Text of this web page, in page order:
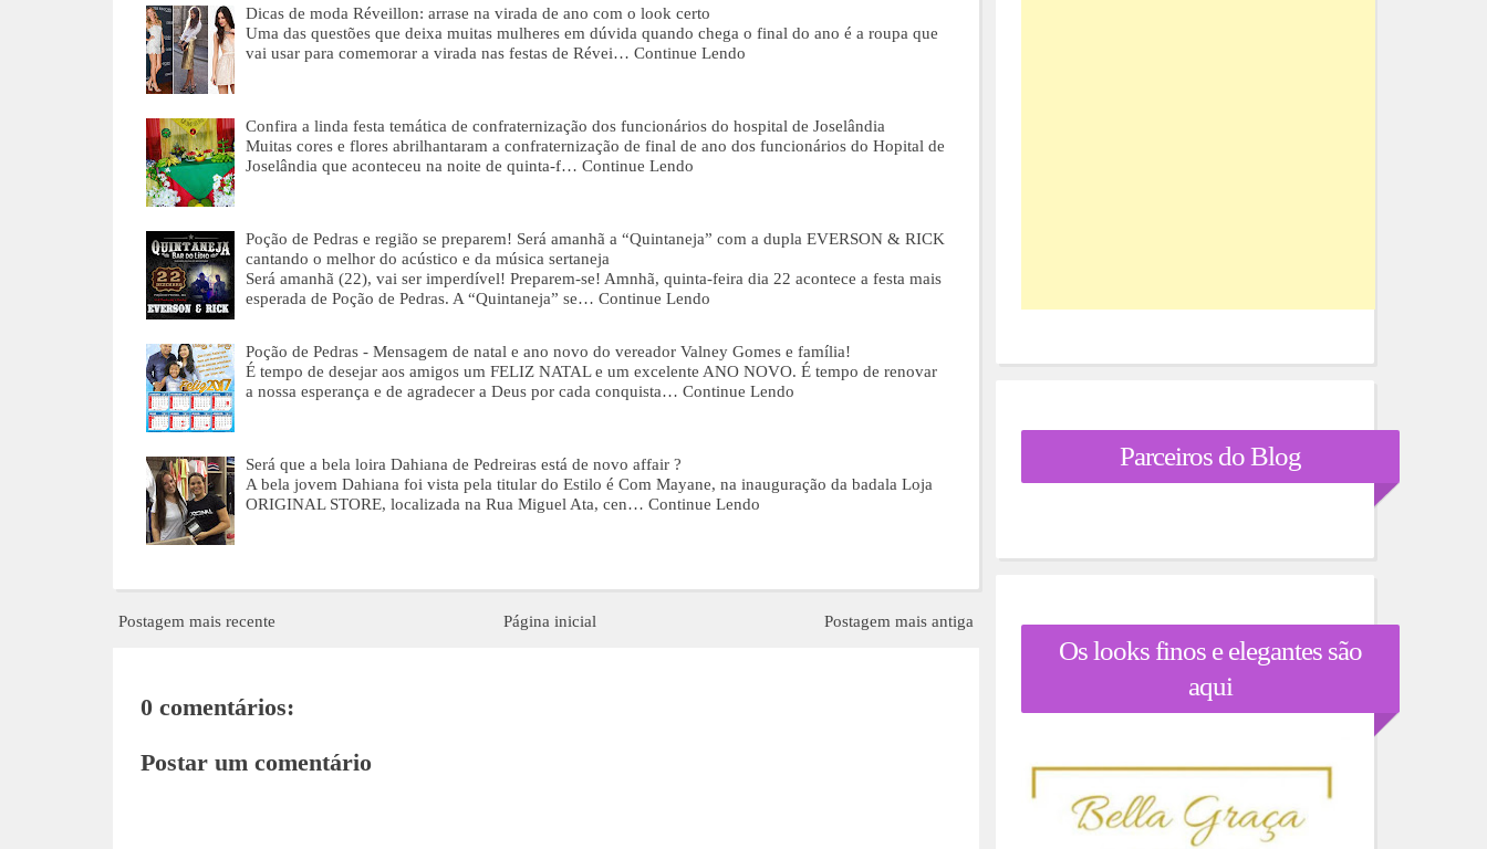
Dicas de moda Réveillon: arrase na virada de ano com o look certo
Uma das questões que deixa muitas mulheres em dúvida quando chega o final do ano é a roupa que
vai usar para comemorar a virada nas festas de Révei… Continue Lendo
Confira a linda festa temática de confraternização dos funcionários do hospital de Joselândia
Muitas cores e flores abrilhantaram a confraternização de final de ano dos funcionários do Hopital de
Joselândia que aconteceu na noite de quinta-f… Continue Lendo
Poção de Pedras e região se preparem! Será amanhã a “Quintaneja” com a dupla EVERSON & RICK
cantando o melhor do acústico e da música sertaneja
Será amanhã (22), vai ser imperdível! Preparem-se! Amnhã, quinta-feira dia 22 acontece a festa mais
esperada de Poção de Pedras. A “Quintaneja” se… Continue Lendo
Poção de Pedras - Mensagem de natal e ano novo do vereador Valney Gomes e família!
É tempo de desejar aos amigos um FELIZ NATAL e um excelente ANO NOVO. É tempo de renovar
a nossa esperança e de agradecer a Deus por cada conquista… Continue Lendo
Será que a bela loira Dahiana de Pedreiras está de novo affair ?
A bela jovem Dahiana foi vista pela titular do Estilo é Com Mayane, na inauguração da badala Loja
ORIGINAL STORE, localizada na Rua Miguel Ata, cen… Continue Lendo
Postagem mais recente Postagem mais antiga
Página inicial
0 comentários:
Postar um comentário
Parceiros do Blog
Os looks finos e elegantes são
aqui